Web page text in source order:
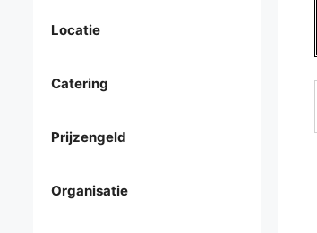
Locatie
Catering
Prijzengeld
Organisatie